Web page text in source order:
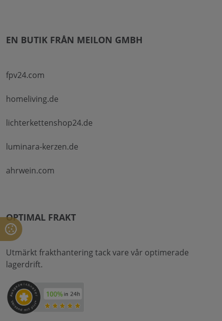
EN BUTIK FRÅN MEILON GMBH
fpv24.com
homeliving.de
lichterkettenshop24.de
luminara-kerzen.de
ahrwein.com
OPTIMAL FRAKT
Utmärkt frakthantering tack vare vår optimerade
lagerdrift.